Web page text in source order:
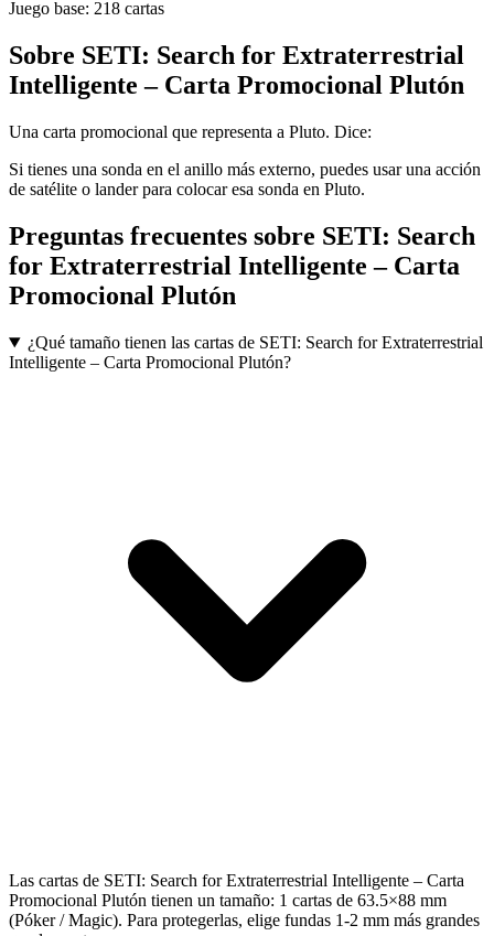
Juego base: 218 cartas
Sobre SETI: Search for Extraterrestrial
Intelligente – Carta Promocional Plutón
Una carta promocional que representa a Pluto. Dice:
Si tienes una sonda en el anillo más externo, puedes usar una acción
de satélite o lander para colocar esa sonda en Pluto.
Preguntas frecuentes sobre SETI: Search
for Extraterrestrial Intelligente – Carta
Promocional Plutón
¿Qué tamaño tienen las cartas de SETI: Search for Extraterrestrial
Intelligente – Carta Promocional Plutón?
Las cartas de SETI: Search for Extraterrestrial Intelligente – Carta
Promocional Plutón tienen un tamaño: 1 cartas de 63.5×88 mm
(Póker / Magic). Para protegerlas, elige fundas 1-2 mm más grandes